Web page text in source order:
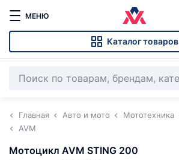
МЕНЮ
Каталог товаров
Главная Авто и мото Мототехника
AVM
Мотоцикл AVM STING 200